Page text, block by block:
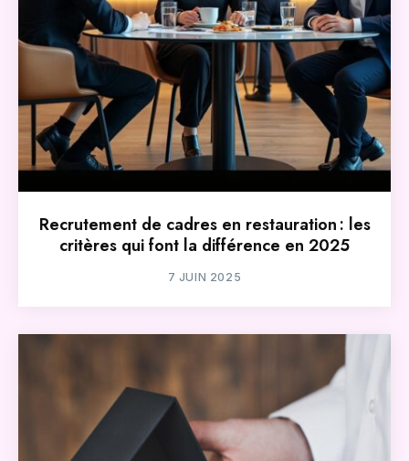
Recrutement de cadres en restauration : les
critères qui font la différence en 2025
7 JUIN 2025